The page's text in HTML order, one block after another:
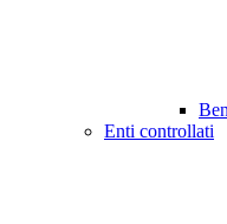
Enti controllati